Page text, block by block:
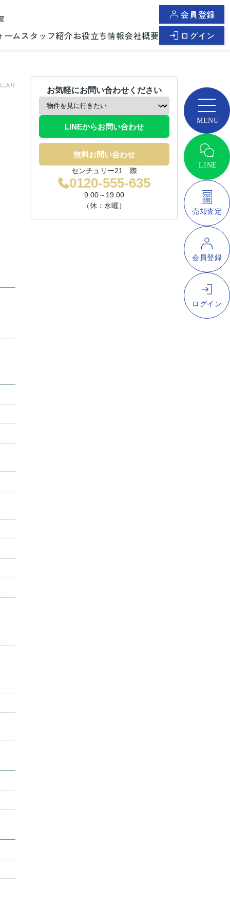
ーム スタッフ紹介お役立ち情報会社概要
会員登録
ログイン
入り
お気軽にお問い合わせください
LINEからお問い合わせ
無料お問い合わせ
センチュリー21 際
0120-555-635
9:00～19:00
（休：水曜）